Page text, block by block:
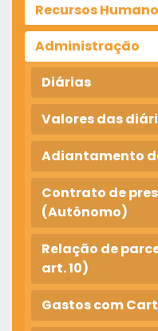
Recursos
Administração
Diárias
Valores das
Adiantamento
Contrato de
(Autônomo)
Relação de
art. 10)
Gastos com